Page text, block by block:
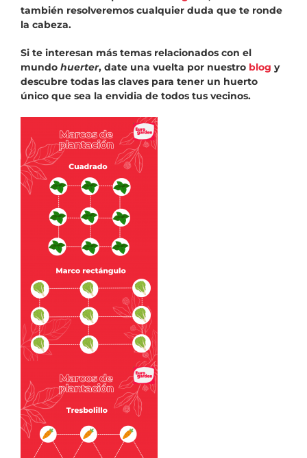
también resolveremos cualquier duda que te ronde
la cabeza.
Si te interesan más temas relacionados con el
mundo huerter, date una vuelta por nuestro blog y
descubre todas las claves para tener un huerto
único que sea la envidia de todos tus vecinos.